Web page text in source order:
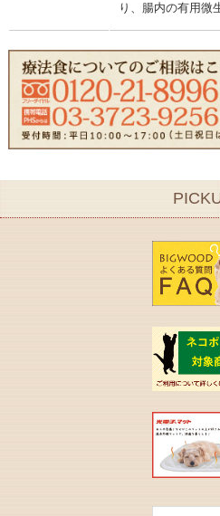
り、腸内の有用微